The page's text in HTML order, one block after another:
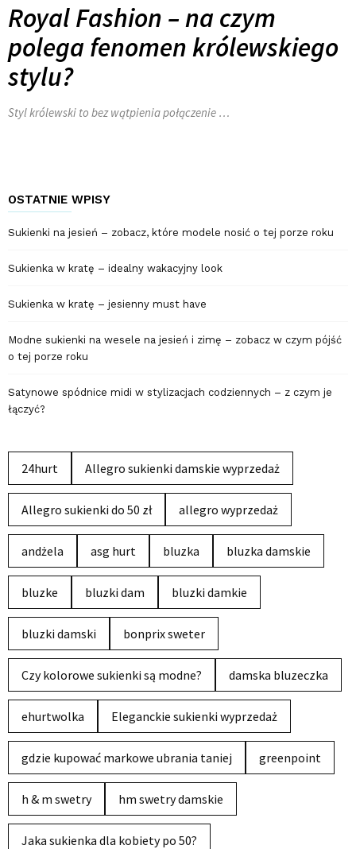
Royal Fashion – na czym
polega fenomen królewskiego
stylu?
Styl królewski to bez wątpienia połączenie …
OSTATNIE WPISY
Sukienki na jesień – zobacz, które modele nosić o tej porze roku
Sukienka w kratę – idealny wakacyjny look
Sukienka w kratę – jesienny must have
Modne sukienki na wesele na jesień i zimę – zobacz w czym pójść
o tej porze roku
Satynowe spódnice midi w stylizacjach codziennych – z czym je
łączyć?
24hurt Allegro sukienki damskie wyprzedaż
Allegro sukienki do 50 zł allegro wyprzedaż
andżela asg hurt bluzka bluzka damskie
bluzke bluzki dam bluzki damkie
bluzki damski bonprix sweter
Czy kolorowe sukienki są modne? damska bluzeczka
ehurtwolka Eleganckie sukienki wyprzedaż
gdzie kupować markowe ubrania taniej greenpoint
h & m swetry hm swetry damskie
Jaka sukienka dla kobiety po 50?